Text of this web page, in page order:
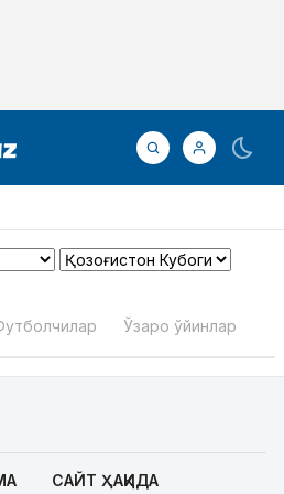
Ўзаро ўйинлар
САЙТ ҲАҚИДА